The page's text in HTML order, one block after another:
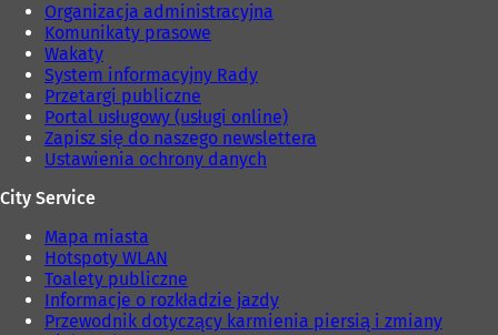
Organizacja administracyjna
Komunikaty prasowe
Wakaty
System informacyjny Rady
Przetargi publiczne
Portal usługowy (usługi online)
Zapisz się do naszego newslettera
Ustawienia ochrony danych
City Service
Mapa miasta
Hotspoty WLAN
Toalety publiczne
Informacje o rozkładzie jazdy
Przewodnik dotyczący karmienia piersią i zmiany